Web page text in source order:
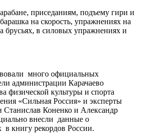
приседаниям, подъему гири и
на скорость, упражнениях на
в силовых упражнениях и
много официальных
администрации Карачаево
физической культуры и спорта
«Сильная Россия» и эксперты
Станислав Коненко и Александр
внесли данные о
в книгу рекордов России.